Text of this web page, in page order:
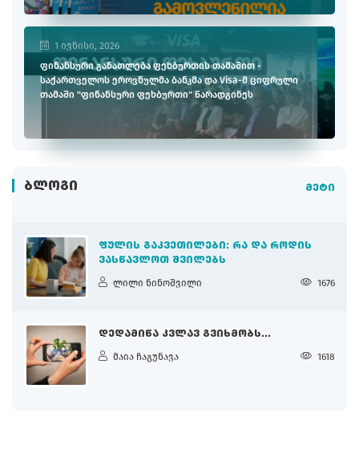
1 ივნისი, 2026
ფინანსური განათლება ფეხბურთის თამაშით -
საქართველოს ეროვნულმა ბანკმა და Visa-მ ციფრული
თამაში "ფინანსური ფეხბურთი" წარადგინეს
ᲑᲚᲝᲒᲘ მეტი
ᲤᲣᲚᲘᲡ ᲒᲐᲙᲕᲔᲗᲘᲚᲔᲑᲘ: ᲠᲐ ᲓᲐ ᲠᲝᲓᲘᲡ
ᲕᲐᲡᲬᲐᲕᲚᲝᲗ ᲨᲕᲘᲚᲔᲑᲡ
ლილი ნინოშვილი 1676
ᲓᲔᲓᲐᲛᲘᲬᲐ ᲙᲕᲚᲐᲕ ᲒᲕᲘᲮᲛᲝᲑᲡ...
მაია ჩაგუნავა 1618